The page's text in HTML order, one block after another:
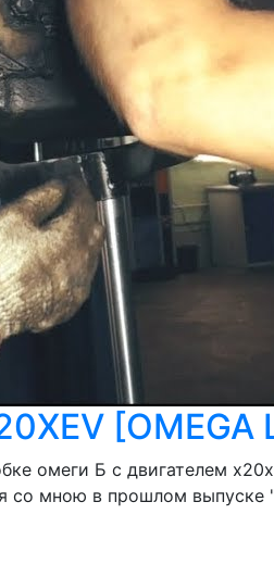
омеги Б с двигателем
со мною в прошлом выпуске